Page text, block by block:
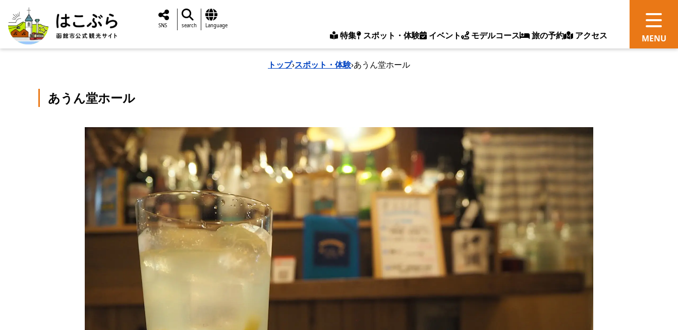
特集 スポット・体験 イベント モデルコース 旅の予約 アクセス
SNS search Language
トップ›スポット・体験›あうん堂ホール
あうん堂ホール